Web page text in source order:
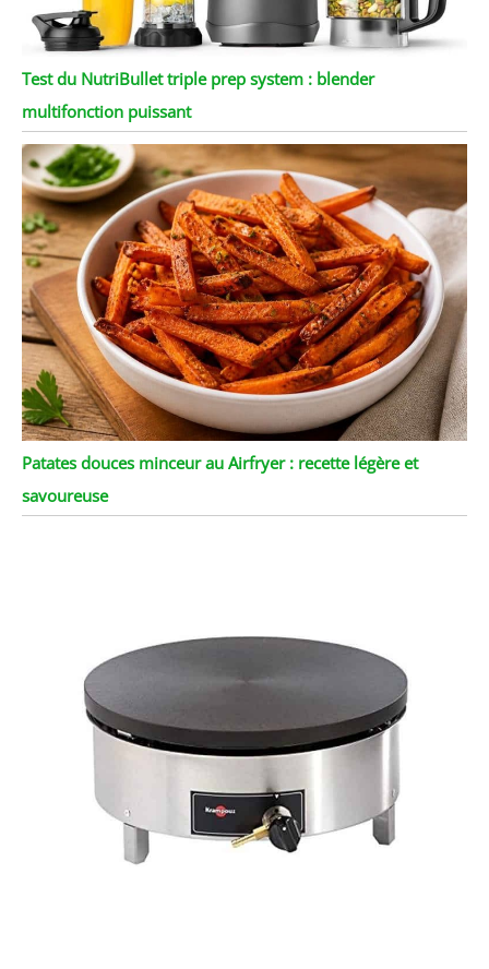
Test du NutriBullet triple prep system : blender
multifonction puissant
Patates douces minceur au Airfryer : recette légère et
savoureuse